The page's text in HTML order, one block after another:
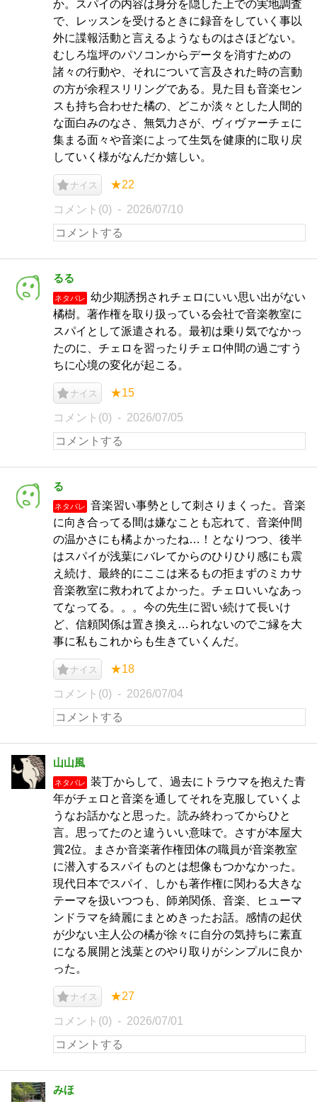
か。スパイの内容は身分を隠した上での実地調査
で、レッスンを受けるときに録音をしていく事以
外に諜報活動と言えるようなものはさほどない。
むしろ塩坪のパソコンからデータを消すための
諸々の行動や、それについて言及された時の言動
の方が余程スリリングである。見た目も音楽セン
スも持ち合わせた橘の、どこか淡々とした人間的
な面白みのなさ、無気力さが、ヴィヴァーチェに
集まる面々や音楽によって生気を健康的に取り戻
していく様がなんだか嬉しい。
ナイス ★22
コメント(0) 2026/07/10
るる
ネタバレ
幼少期誘拐されチェロにいい思い出がない
橘樹。著作権を取り扱っている会社で音楽教室に
スパイとして派遣される。最初は乗り気でなかっ
たのに、チェロを習ったりチェロ仲間の過ごすう
ちに心境の変化が起こる。
ナイス ★15
コメント(0) 2026/07/05
る
ネタバレ
音楽習い事勢として刺さりまくった。音楽
に向き合ってる間は嫌なことも忘れて、音楽仲間
の温かさにも橘よかったね…！となりつつ、後半
はスパイが浅葉にバレてからのひりひり感にも震
え続け、最終的にここは来るもの拒まずのミカサ
音楽教室に救われてよかった。チェロいいなあっ
てなってる。。。今の先生に習い続けて長いけ
ど、信頼関係は置き換え…られないのでご縁を大
事に私もこれからも生きていくんだ。
ナイス ★18
コメント(0) 2026/07/04
山山風
ネタバレ
装丁からして、過去にトラウマを抱えた青
年がチェロと音楽を通してそれを克服していくよ
うなお話かなと思った。読み終わってからひと
言。思ってたのと違ういい意味で。さすが本屋大
賞2位。まさか音楽著作権団体の職員が音楽教室
に潜入するスパイものとは想像もつかなかった。
現代日本でスパイ、しかも著作権に関わる大きな
テーマを扱いつつも、師弟関係、音楽、ヒューマ
ンドラマを綺麗にまとめきったお話。感情の起伏
が少ない主人公の橘が徐々に自分の気持ちに素直
になる展開と浅葉とのやり取りがシンプルに良か
った。
ナイス ★27
コメント(0) 2026/07/01
みほ